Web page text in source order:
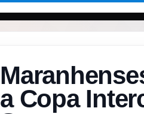
a Copa